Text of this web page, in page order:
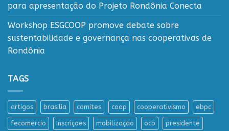
para apresentação do Projeto Rondônia Conecta
Workshop ESGCOOP promove debate sobre
sustentabilidade e governança nas cooperativas de
Rondônia
TAGS
artigos brasilia comites coop cooperativismo ebpc
fecomercio Inscrições mobilização ocb presidente